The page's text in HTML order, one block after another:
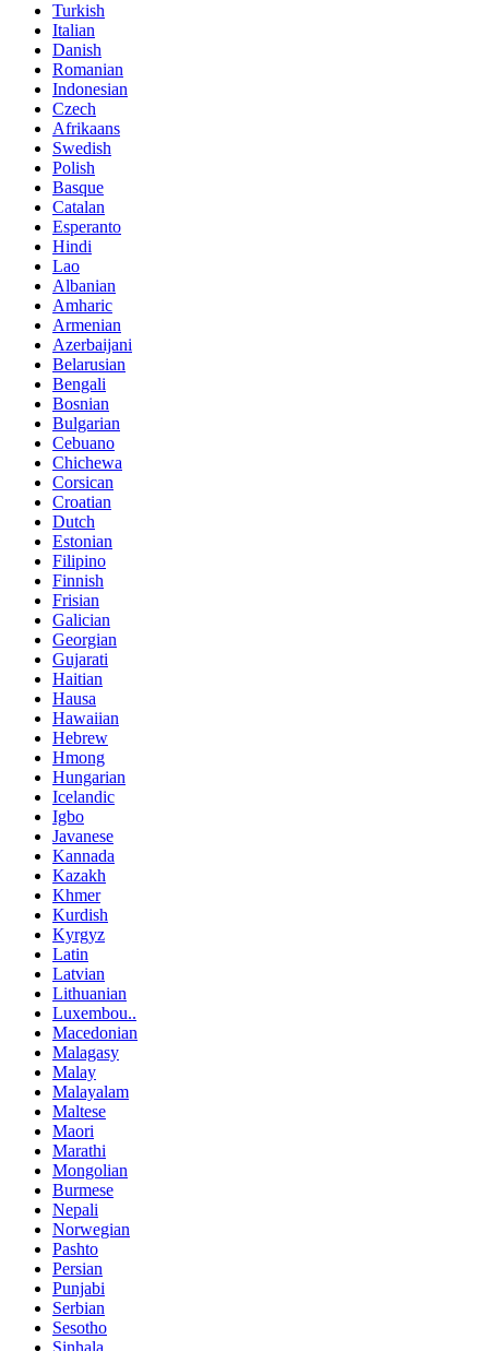
Turkish
Italian
Danish
Romanian
Indonesian
Czech
Afrikaans
Swedish
Polish
Basque
Catalan
Esperanto
Hindi
Lao
Albanian
Amharic
Armenian
Azerbaijani
Belarusian
Bengali
Bosnian
Bulgarian
Cebuano
Chichewa
Corsican
Croatian
Dutch
Estonian
Filipino
Finnish
Frisian
Galician
Georgian
Gujarati
Haitian
Hausa
Hawaiian
Hebrew
Hmong
Hungarian
Icelandic
Igbo
Javanese
Kannada
Kazakh
Khmer
Kurdish
Kyrgyz
Latin
Latvian
Lithuanian
Luxembou..
Macedonian
Malagasy
Malay
Malayalam
Maltese
Maori
Marathi
Mongolian
Burmese
Nepali
Norwegian
Pashto
Persian
Punjabi
Serbian
Sesotho